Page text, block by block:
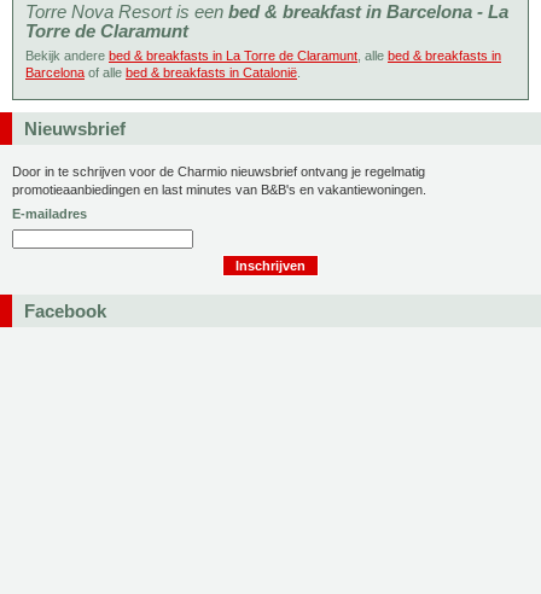
Torre Nova Resort is een bed & breakfast in Barcelona - La
Torre de Claramunt
Bekijk andere bed & breakfasts in La Torre de Claramunt , alle bed & breakfasts in
Barcelona of alle bed & breakfasts in Catalonië
Nieuwsbrief
Door in te schrijven voor de Charmio nieuwsbrief ontvang je regelmatig
promotieaanbiedingen en last minutes van B&B's en vakantiewoningen.
E-mailadres
Facebook